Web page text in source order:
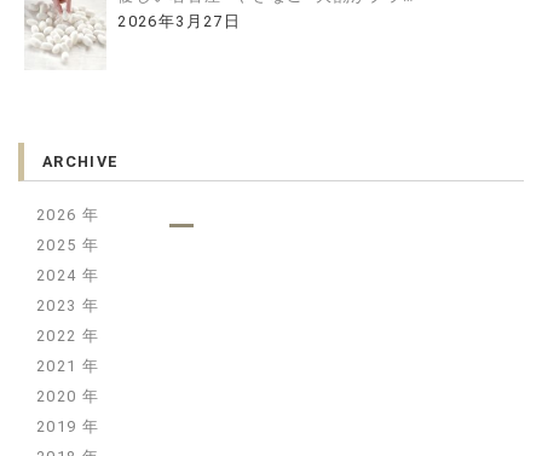
2026年3月27日
ARCHIVE
2026
2025
2024
2023
2022
2021
2020
2019